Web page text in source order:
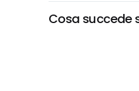
Cosa succede